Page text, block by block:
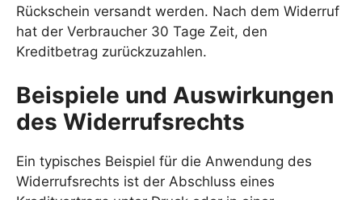
Rückschein versandt werden. Nach dem Widerruf
hat der Verbraucher 30 Tage Zeit, den
Kreditbetrag zurückzuzahlen.
Beispiele und Auswirkungen
des Widerrufsrechts
Ein typisches Beispiel für die Anwendung des
Widerrufsrechts ist der Abschluss eines